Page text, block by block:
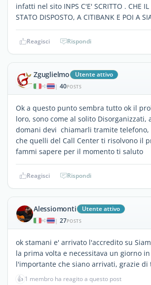
infatti nel sito INPS C'E' SCRITTO . CHE IL
STATO DISPOSTO, A CITIBANK E POI A
Reagisci Rispondi
Zguglielmo Utente attivo
| 40POSTS
Ok a questo punto sembra tutto ok il
loro, sono come al solito Disorganizzati,
domani devi chiamarli tramite telefono,
che quelli del Call Center ti risolvono il
fammi sapere per il momento ti saluto
Reagisci Rispondi
Alessiomonti Utente attivo
| 27POSTS
ok stamani e' arrivato l'accredito su
la prima volta e necessitava un giorno
l'importante che siano arrivati, grazie di
👍 1 membro ha reagito a questo post